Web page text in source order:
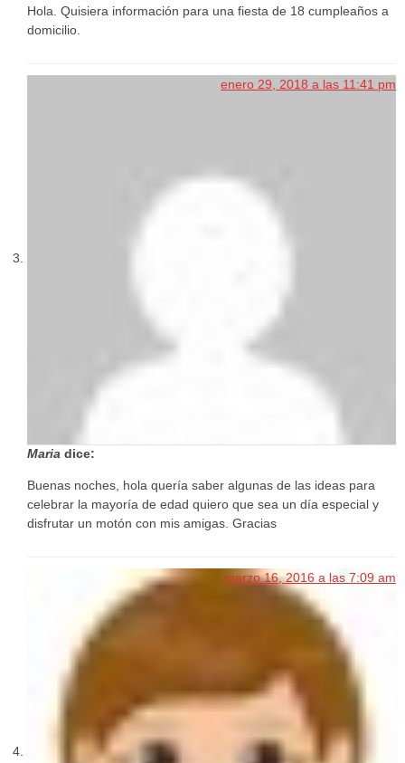
Hola. Quisiera información para una fiesta de 18 cumpleaños a
domicilio.
Maria dice:
enero 29, 2018 a las 11:41 pm
Buenas noches, hola quería saber algunas de las ideas para
celebrar la mayoría de edad quiero que sea un día especial y
disfrutar un motón con mis amigas. Gracias
marzo 16, 2016 a las 7:09 am